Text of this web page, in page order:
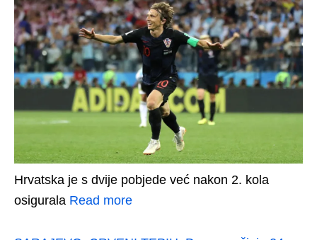
Hrvatska je s dvije pobjede već nakon 2. kola
osigurala Read more